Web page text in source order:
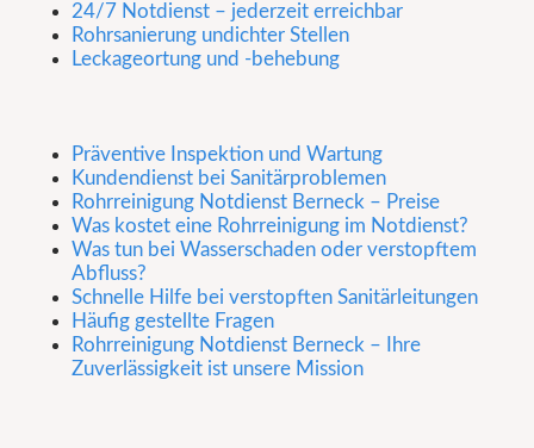
24/7 Notdienst – jederzeit erreichbar
Rohrsanierung undichter Stellen
Leckageortung und -behebung
Präventive Inspektion und Wartung
Kundendienst bei Sanitärproblemen
Rohrreinigung Notdienst Berneck – Preise
Was kostet eine Rohrreinigung im Notdienst?
Was tun bei Wasserschaden oder verstopftem
Abfluss?
Schnelle Hilfe bei verstopften Sanitärleitungen
Häufig gestellte Fragen
Rohrreinigung Notdienst Berneck – Ihre
Zuverlässigkeit ist unsere Mission